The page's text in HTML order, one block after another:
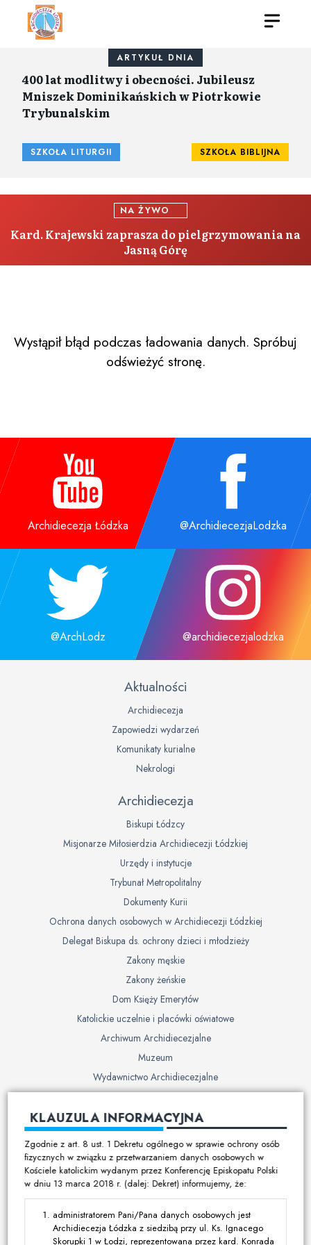
ARTYKUŁ DNIA
400 lat modlitwy i obecności. Jubileusz
Mniszek Dominikańskich w Piotrkowie
Trybunalskim
SZKOŁA LITURGII SZKOŁA BIBLIJNA
NA ŻYWO
Kard. Krajewski zaprasza do pielgrzymowania na
Jasną Górę
Wystąpił błąd podczas ładowania danych. Spróbuj
odświeżyć stronę.
Archidiecezja Łódzka @ArchidiecezjaLodzka
@ArchLodz @archidiecezjalodzka
Aktualności
Archidiecezja
Zapowiedzi wydarzeń
Komunikaty kurialne
Nekrologi
Archidiecezja
Biskupi Łódzcy
Misjonarze Miłosierdzia Archidiecezji Łódzkiej
Urzędy i instytucje
Trybunał Metropolitalny
Dokumenty Kurii
Ochrona danych osobowych w Archidiecezji Łódzkiej
Delegat Biskupa ds. ochrony dzieci i młodzieży
Zakony męskie
Zakony żeńskie
Dom Księży Emerytów
Katolickie uczelnie i placówki oświatowe
Archiwum Archidiecezjalne
Muzeum
Wydawnictwo Archidiecezjalne
Cmentarze
Duszpasterstwo
Program duszpasterski
Kalendarz pracy duszpasterskiej
Duszpasterstwo specjalistyczne
Ruchy i stowarzyszenia
KLAUZULA INFORMACYJNA
Zgodnie z art. 8 ust. 1 Dekretu ogólnego w sprawie ochrony osób
fizycznych w związku z przetwarzaniem danych osobowych w
Kościele katolickim wydanym przez Konferencję Episkopatu Polski
w dniu 13 marca 2018 r. (dalej: Dekret) informujemy, że:
administratorem Pani/Pana danych osobowych jest
Archidiecezja Łódzka z siedzibą przy ul. Ks. Ignacego
Skorupki 1 w Łodzi, reprezentowana przez kard. Konrada